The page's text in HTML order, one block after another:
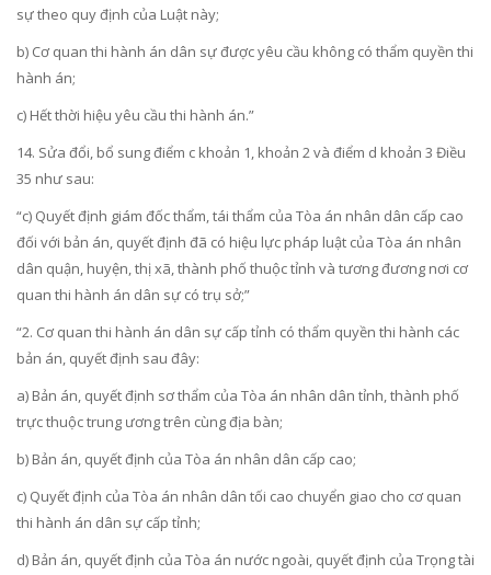
sự theo quy định của Luật này;
b) Cơ quan thi hành án dân sự được yêu cầu không có thẩm quyền thi
hành án;
c) Hết thời hiệu yêu cầu thi hành án.”
14. Sửa đổi, bổ sungđiểm c khoản 1, khoản 2 và điểm d khoản 3 Điều
35 như sau:
“c) Quyết định giám đốc thẩm, tái thẩm của Tòa án nhân dân cấp cao
đối với bản án, quyết định đã có hiệu lực pháp luật của Tòa án nhân
dân quận, huyện, thị xã, thành phố thuộc tỉnh và tương đương nơi cơ
quan thi hành án dân sự có trụ sở;”
“2. Cơ quan thi hành án dân sự cấp tỉnh có thẩm quyền thi hành các
bản án, quyết định sau đây:
a) Bản án, quyết định sơ thẩm của Tòa án nhân dân tỉnh, thành phố
trực thuộc trung ương trên cùng địa bàn;
b) Bản án, quyết định của Tòa án nhân dân cấp cao;
c) Quyết định của Tòa án nhân dân tối cao chuyển giao cho cơ quan
thi hành án dân sự cấp tỉnh;
d) Bản án, quyết định của Tòa án nước ngoài, quyết định của Trọng tài